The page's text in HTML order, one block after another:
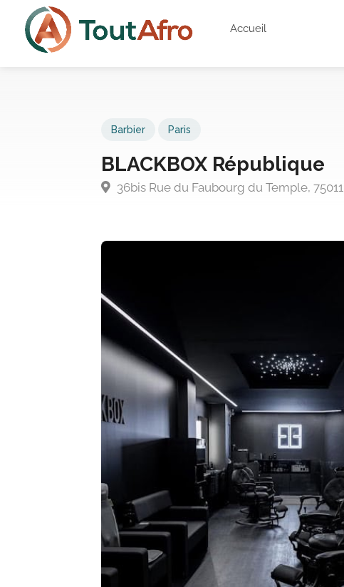
Accueil
Barbier Paris
BLACKBOX République
36bis Rue du Faubourg du Temple,